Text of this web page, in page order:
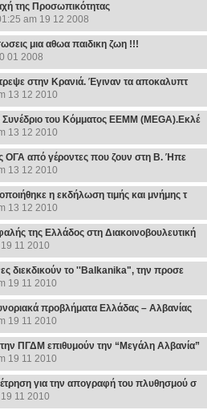
της Προσωπικότητας
am 19 12 2008
μια αθωα παιδικη ζωη !!!
01 2008
στην Κρανιά. Έγιναν τα αποκαλυπτ
13 12 2010
του Κόμματος ΕΕΜΜ (MEGA).Εκλέ
13 12 2010
ΟΓΑ από γέροντες που ζουν στη Β. Ήπε
13 12 2010
η εκδήλωση τιμής και μνήμης τ
13 12 2010
της Ελλάδος στη Διακοινοβουλευτική
11 2010
διεκδικούν το ''Balkanika", την προσε
19 11 2010
προβλήματα Ελλάδας – Αλβανίας
19 11 2010
ΠΓΔΜ επιθυμούν την “Μεγάλη Αλβανία”
19 11 2010
για την απογραφή του πλυθησμού σ
11 2010